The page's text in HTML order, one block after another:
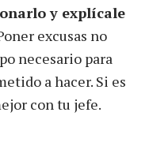
y explícale
excusas no
necesario para
a hacer. Si es
con tu jefe.